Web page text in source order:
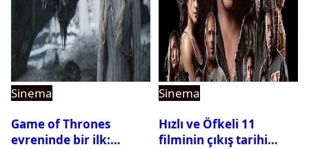
Sinema
Game of Thrones
evreninde bir ilk:
Sinema
Hızlı ve Öfkeli 11
filminin çıkış tarihi